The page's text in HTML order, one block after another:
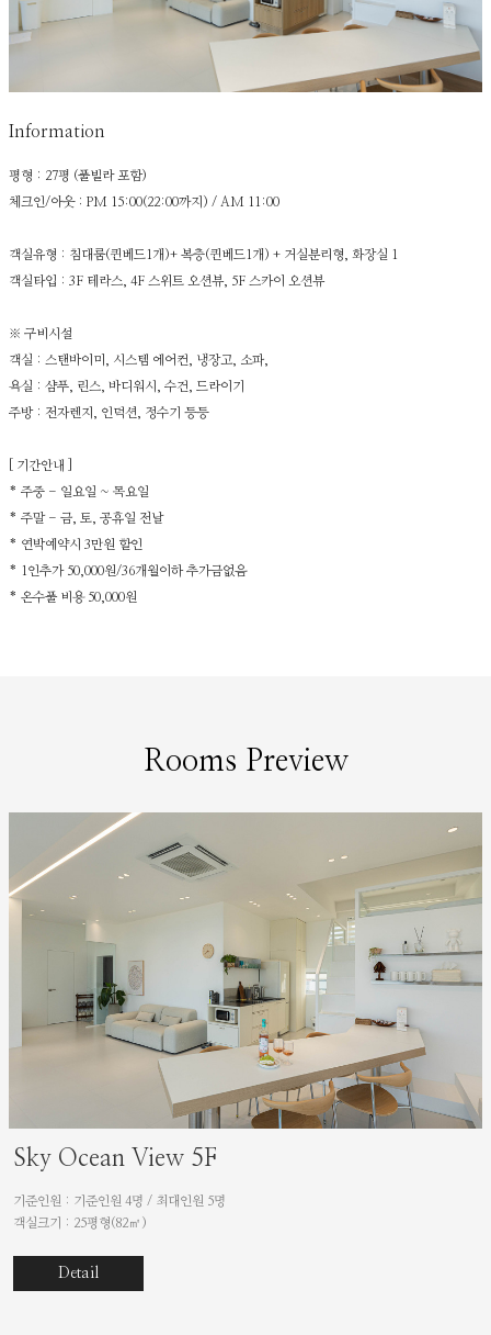
Information
평형 : 27평 (풀빌라 포함)
체크인/아웃 : PM 15:00(22:00까지) / AM 11:00
객실유형 : 침대룸(퀸베드1개)+ 복층(퀸베드1개) + 거실분리형, 화장실 1
객실타입 : 3F 테라스, 4F 스위트 오션뷰, 5F 스카이 오션뷰
※ 구비시설
객실 : 스탠바이미, 시스템 에어컨, 냉장고, 소파,
욕실 : 샴푸, 린스, 바디워시, 수건, 드라이기
주방 : 전자렌지, 인덕션, 정수기 등등
[ 기간안내 ]
* 주중 - 일요일 ~ 목요일
* 주말 - 금, 토, 공휴일 전날
* 연박예약시 3만원 할인
* 1인추가 50,000원/36개월이하 추가금없음
* 온수풀 비용 50,000원
Rooms Preview
Sky Ocean View 5F
기준인원 : 기준인원 4명 / 최대인원 5명
객실크기 : 25평형(82㎡)
Detail